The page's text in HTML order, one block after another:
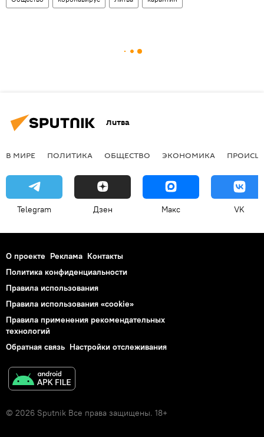
Литва
В МИРЕ ПОЛИТИКА ОБЩЕСТВО ЭКОНОМИКА
Telegram Дзен Макс VK
О проекте Реклама Контакты
Политика конфиденциальности
Правила использования
Правила использования «cookie»
Правила применения рекомендательных
технологий
Обратная связь Настройки отслеживания
© 2026 Sputnik Все права защищены. 18+